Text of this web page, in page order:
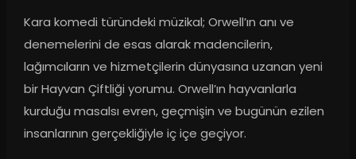
Kara komedi türündeki müzikal; Orwell’ın anı ve
denemelerini de esas alarak madencilerin,
lağımcıların ve hizmetçilerin dünyasına uzanan yeni
bir Hayvan Çiftliği yorumu. Orwell’ın hayvanlarla
kurduğu masalsı evren, geçmişin ve bugünün ezilen
insanlarının gerçekliğiyle iç içe geçiyor.